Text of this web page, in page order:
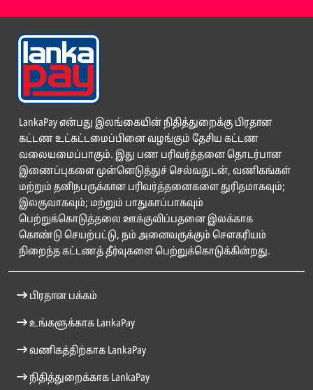
LankaPay என்பது இலங்கையின் நிதித்துறைக்கு பிரதான
கட்டண உட்கட்டமைப்பினை வழங்கும் தேசிய கட்டண
வலையமைப்பாகும். இது பண பரிவர்த்தனை தொடர்பான
இணைப்புகளை முன்னெடுத்துச் செல்வதுடன், வணிகங்கள்
மற்றும் தனிநபருக்கான பரிவர்த்தனைகளை துரிதமாகவும்;
இலகுவாகவும்; மற்றும் பாதுகாப்பாகவும்
பெற்றுக்கொடுத்தலை ஊக்குவிப்பதனை இலக்காக
கொண்டு செயற்பட்டு, நம் அனைவருக்கும் சௌகரியம்
நிறைந்த கட்டணத் தீர்வுகளை பெற்றுக்கொடுக்கின்றது.
பிரதான பக்கம்
உங்களுக்காக LankaPay
வணிகத்திற்காக LankaPay
நிதித்துறைக்காக LankaPay